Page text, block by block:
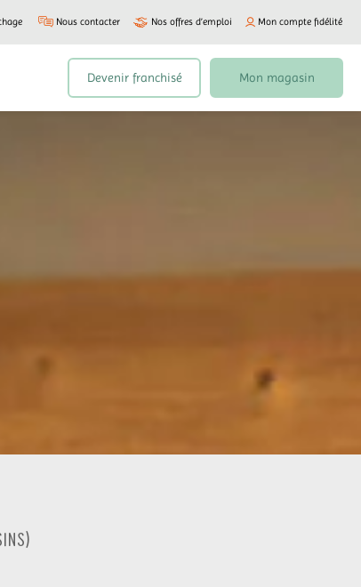
Nous contacter Nos offres d’emploi Mon compte fidélité
Devenir franchisé Mon magasin
)